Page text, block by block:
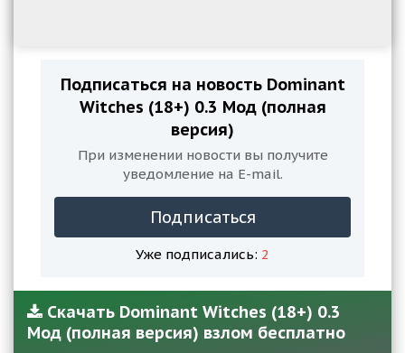
Подписаться на новость Dominant
Witches (18+) 0.3 Мод (полная
версия)
При изменении новости вы получите
уведомление на E-mail.
Подписаться
Уже подписались: 2
Скачать Dominant Witches (18+) 0.3
Мод (полная версия) взлом бесплатно